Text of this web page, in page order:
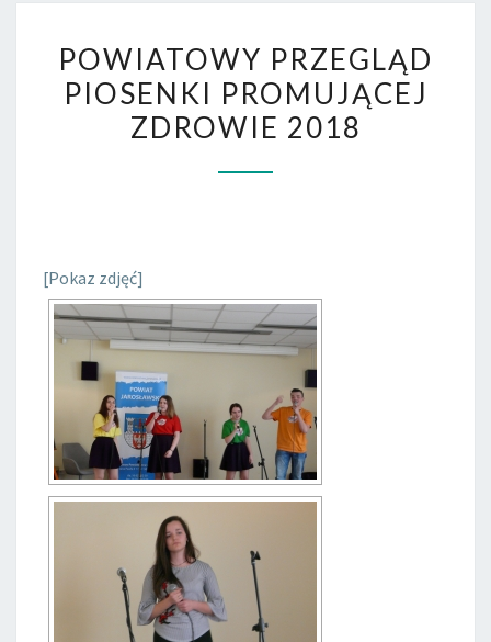
PRZEGLĄD
PIOSENKI
PROMUJĄCEJ
POWIATOWY PRZEGLĄD
PIOSENKI PROMUJĄCEJ
ZDROWIE 2018
[Pokaz zdjęć]